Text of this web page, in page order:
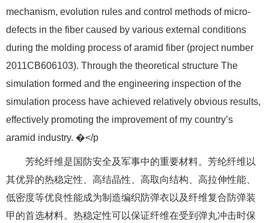
mechanism, evolution rules and control methods of micro-
defects in the fiber caused by various external conditions
during the molding process of aramid fiber (project number
2011CB606103). Through the theoretical structure The
simulation formed and the engineering inspection of the
simulation process have achieved relatively obvious results,
effectively promoting the improvement of my country’s
aramid industry. �</p
芳纶纤维是国防安全及军事中的重要材料。芳纶纤维以
其优异的热稳定性、高结晶性、高取向结构、高拉伸性能、
低密度等优良性能成为制造编织防弹衣以及纤维复合防弹装
甲的首选材料。热稳定性可以保证纤维在受到弹丸冲击时保